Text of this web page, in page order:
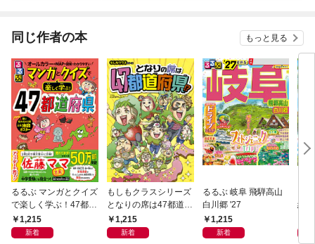
同じ作者の本 もっと見る
るるぶ マンガとクイズ
で楽しく学ぶ！47都道
府県1,215
新着
もしもクラスシリーズ
となりの席は47都道府
県!?1,215
新着
るるぶ 岐阜 飛騨高山
白川郷 '27
1,215
新着
縄